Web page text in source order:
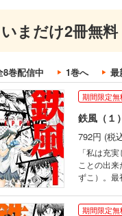
いまだけ2冊無料
8巻配信中 1巻へ 最
期間限定無
鉄風（１）
792円 (税
「私は充
ことの出
ずこ）。
期間限定無